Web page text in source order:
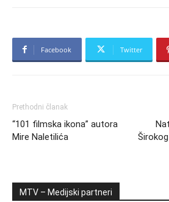
Facebook Twitter
Prethodni članak
“101 filmska ikona” autora
Mire Naletilića
MTV – Medijski partneri